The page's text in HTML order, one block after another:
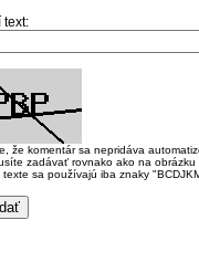
text:
že komentár sa nepridáva
zadávať rovnako ako na
texte sa používajú iba znaky